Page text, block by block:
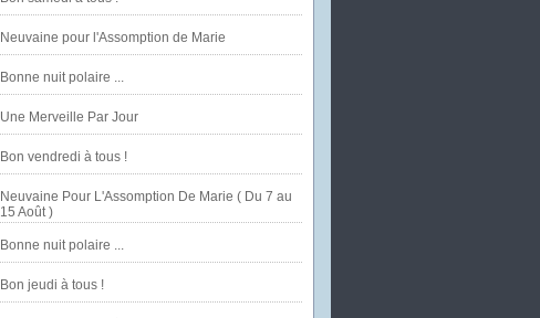
Neuvaine pour l'Assomption de Marie
Bonne nuit polaire ...
Une Merveille Par Jour
Bon vendredi à tous !
Neuvaine Pour L'Assomption De Marie ( Du 7 au
15 Août )
Bonne nuit polaire ...
Bon jeudi à tous !